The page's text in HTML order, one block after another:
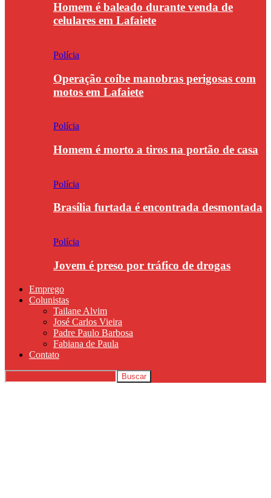
Homem é baleado durante venda de
celulares em Lafaiete
Polícia
Operação coíbe manobras perigosas com
motos em Lafaiete
Polícia
Homem é morto a tiros na portão de casa
Polícia
Brasília furtada é encontrada desmontada
Polícia
Jovem é preso por tráfico de drogas
Emprego
Colunistas
Tailane Alvim
José Carlos Vieira
Padre Paulo Barbosa
Fabiana de Paula
Contato